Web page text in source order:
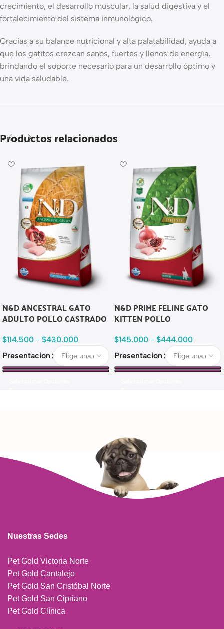
crecimiento, el desarrollo muscular, la salud digestiva y el
fortalecimiento del sistema inmunológico.
Gracias a su balance nutricional y alta palatabilidad, ayuda a
que los gatitos crezcan sanos, fuertes y llenos de energía,
brindando el soporte necesario para un desarrollo óptimo y
una vida saludable.
Productos relacionados
N&D ANCESTRAL GATO
ADULTO POLLO CASTRADO
$114.500 - $430.000
Presentacion
N&D PRIME FELINE GATO
KITTEN POLLO
$145.000 - $444.000
Presentacion
Nuestras Sedes
Pet Gold Victoria Norte
Pet Gold Cantalejo
Pet Gold San Cristóbal Norte
Pet Gold San Cipriano
Pet Gold Clínica